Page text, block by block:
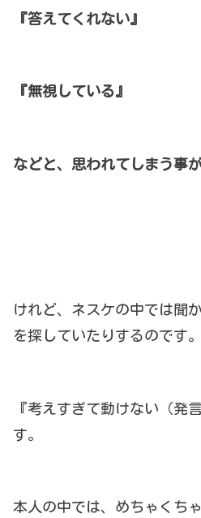
『答えてくれない』
『無視している』
などと、思われてしまう事
けれど、ネスケの中では聞
を探していたりするのです。
『考えすぎて動けない（発
す。
本人の中では、めちゃくち